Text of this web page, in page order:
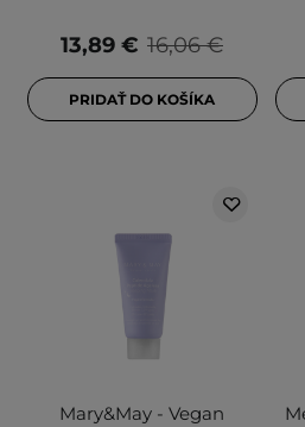
16,06 €
13,89 €
PRIDAŤ DO KOŠÍKA
Mary&May - Vegan